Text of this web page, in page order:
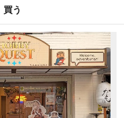
買う